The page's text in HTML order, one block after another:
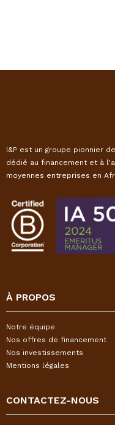
I&P est un groupe pionnier
dédié au financement et à
moyennes entreprises en
À PROPOS
Notre équipe
Nos offres de financement
Nos investissements
Mentions légales
CONTACTEZ-NOUS